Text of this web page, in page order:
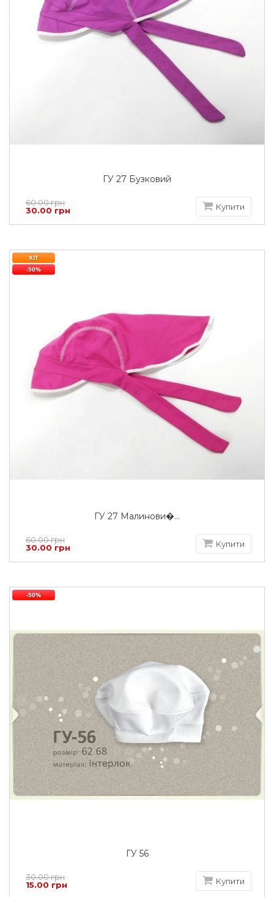
ГУ 27 Бузковий
60.00 грн
30.00 грн
Купити
ГУ 27 Малинови�...
ХІТ
-50%
60.00 грн
30.00 грн
Купити
ГУ 56
-50%
30.00 грн
15.00 грн
Купити